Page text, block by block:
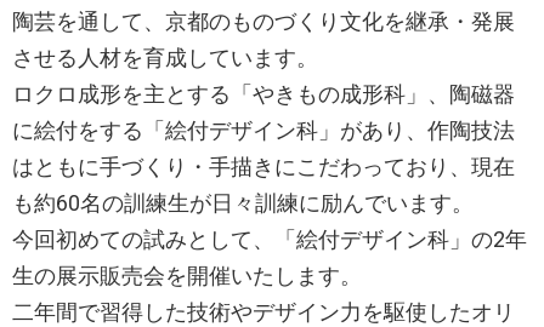
陶芸を通して、京都のものづくり文化を継承・発展
させる人材を育成しています。
ロクロ成形を主とする「やきもの成形科」、陶磁器
に絵付をする「絵付デザイン科」があり、作陶技法
はともに手づくり・手描きにこだわっており、現在
も約60名の訓練生が日々訓練に励んでいます。
今回初めての試みとして、「絵付デザイン科」の2年
生の展示販売会を開催いたします。
二年間で習得した技術やデザイン力を駆使したオリ